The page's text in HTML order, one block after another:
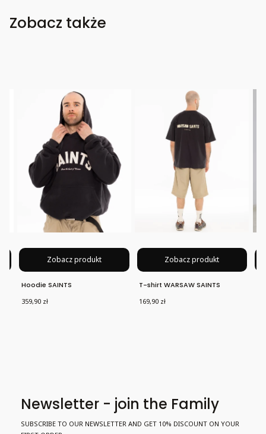
Zobacz także
Zobacz produkt
Hoodie SAINTS
Cena
359,90 zł
Zobacz produkt
T-shirt WARSAW SAINTS
Cena
169,90 zł
Newsletter - join the Family
SUBSCRIBE TO OUR NEWSLETTER AND GET 10% DISCOUNT ON YOUR